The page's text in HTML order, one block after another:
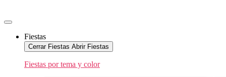
Fiestas
Cerrar Fiestas Abrir Fiestas
Fiestas por tema y color